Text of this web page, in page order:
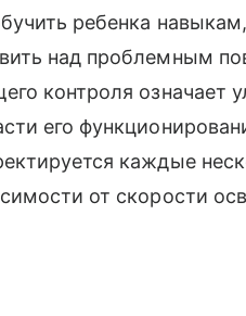
ребенка
над проблемным
контроля означает
его
каждые
от скорости